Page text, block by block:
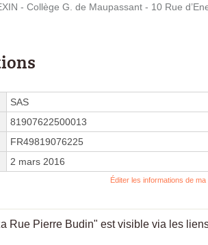
- Collège G. de Maupassant - 10 Rue
SAS
81907622500013
FR49819076225
2 mars 2016
Éditer les informations de
Rue Pierre Budin" est visible via les